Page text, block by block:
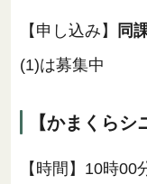
【申し込み】 同
(1)は募集中
【かまくらシ
【時間】10時00